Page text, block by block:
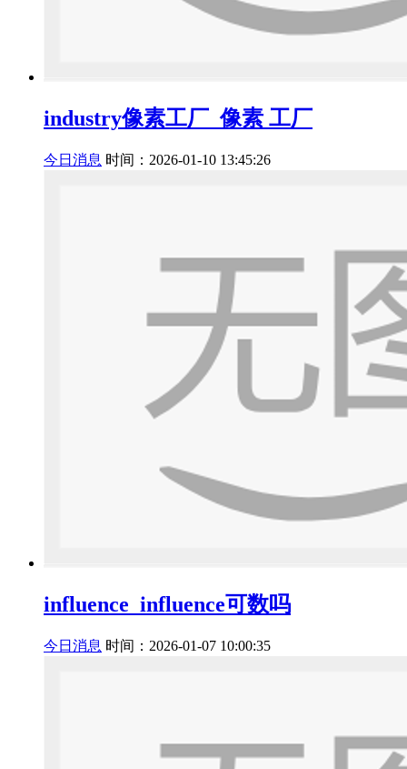
industry像素工厂_像素 工厂
今日消息 时间：2026-01-10 13:45:26
influence_influence可数吗
今日消息 时间：2026-01-07 10:00:35